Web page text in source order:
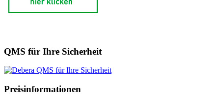
QMS für Ihre Sicherheit
Preisinformationen